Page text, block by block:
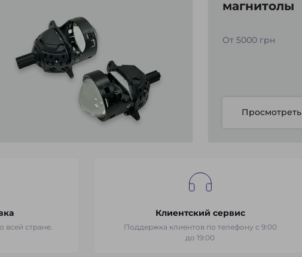
магнитолы
От 5000 грн
Просмотреть
всей стране.
Клиентский сервис
Поддержка клиентов по телефону с 9:00
до 19:00